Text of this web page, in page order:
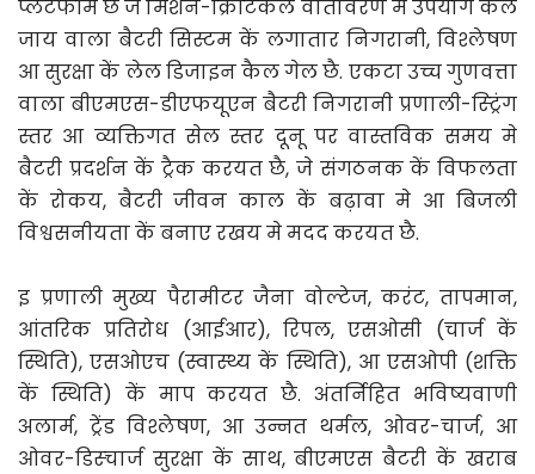
प्लेटफॉर्म छै जे मिशन-क्रिटिकल वातावरण मे उपयोग कैल
जाय वाला बैटरी सिस्टम कें लगातार निगरानी, ​​विश्लेषण
आ सुरक्षा कें लेल डिजाइन कैल गेल छै. एकटा उच्च गुणवत्ता
वाला बीएमएस-डीएफयूएन बैटरी निगरानी प्रणाली-स्ट्रिंग
स्तर आ व्यक्तिगत सेल स्तर दूनू पर वास्तविक समय मे
बैटरी प्रदर्शन कें ट्रैक करयत छै, जे संगठनक कें विफलता
कें रोकय, बैटरी जीवन काल कें बढ़ावा मे आ बिजली
विश्वसनीयता कें बनाए रखय मे मदद करयत छै.
इ प्रणाली मुख्य पैरामीटर जैना वोल्टेज, करंट, तापमान,
आंतरिक प्रतिरोध (आईआर), रिपल, एसओसी (चार्ज कें
स्थिति), एसओएच (स्वास्थ्य कें स्थिति), आ एसओपी (शक्ति
कें स्थिति) कें माप करयत छै. अंतर्निहित भविष्यवाणी
अलार्म, ट्रेंड विश्लेषण, आ उन्नत थर्मल, ओवर-चार्ज, आ
ओवर-डिस्चार्ज सुरक्षा कें साथ, बीएमएस बैटरी कें खराब